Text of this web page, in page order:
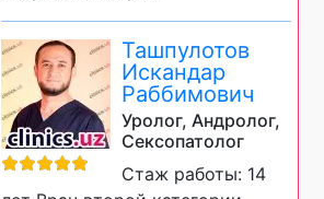
Ташпулотов
Искандар
Раббимович
Уролог, Андролог,
Сексопатолог
Стаж работы: 14